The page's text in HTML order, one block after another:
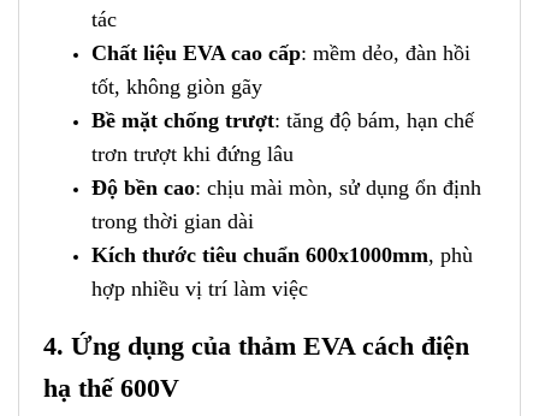
tác
Chất liệu EVA cao cấp: mềm dẻo, đàn hồi
tốt, không giòn gãy
Bề mặt chống trượt: tăng độ bám, hạn chế
trơn trượt khi đứng lâu
Độ bền cao: chịu mài mòn, sử dụng ổn định
trong thời gian dài
Kích thước tiêu chuẩn 600x1000mm, phù
hợp nhiều vị trí làm việc
4. Ứng dụng của thảm EVA cách điện
hạ thế 600V